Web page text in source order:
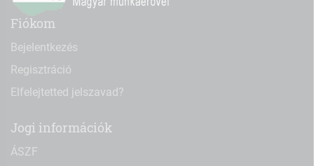
Fiókom
Bejelentkezés
Regisztráció
Elfelejtetted jelszavad?
Jogi információk
ÁSZF